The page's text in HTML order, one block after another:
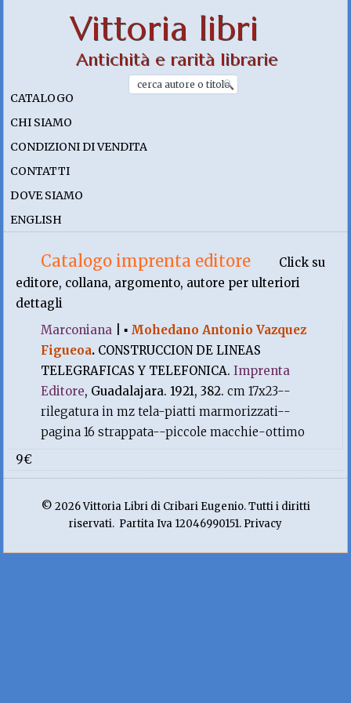
Vittoria libri
Antichità e rarità librarie
CATALOGO
CHI SIAMO
CONDIZIONI DI VENDITA
CONTATTI
DOVE SIAMO
ENGLISH
Catalogo imprenta editore
Click su
editore, collana, argomento, autore per ulteriori
dettagli
Marconiana |▪ Mohedano Antonio Vazquez
Figueoa. CONSTRUCCION DE LINEAS
TELEGRAFICAS Y TELEFONICA.Imprenta
Editore, Guadalajara. 1921, 382.cm 17x23--
rilegatura in mz tela-piatti marmorizzati--
pagina 16 strappata--piccole macchie-ottimo
9€
© 2026 Vittoria Libri di Cribari Eugenio. Tutti i diritti
riservati. Partita Iva 12046990151. Privacy